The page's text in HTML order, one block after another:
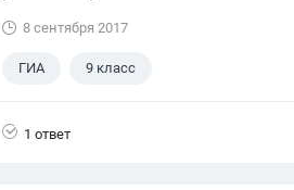
8 сентября 2017
ГИА 9 класс
1 ответ